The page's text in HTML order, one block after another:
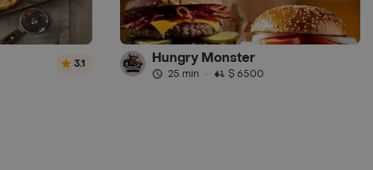
3.1 Hungry Monster
25 min · $ 6500